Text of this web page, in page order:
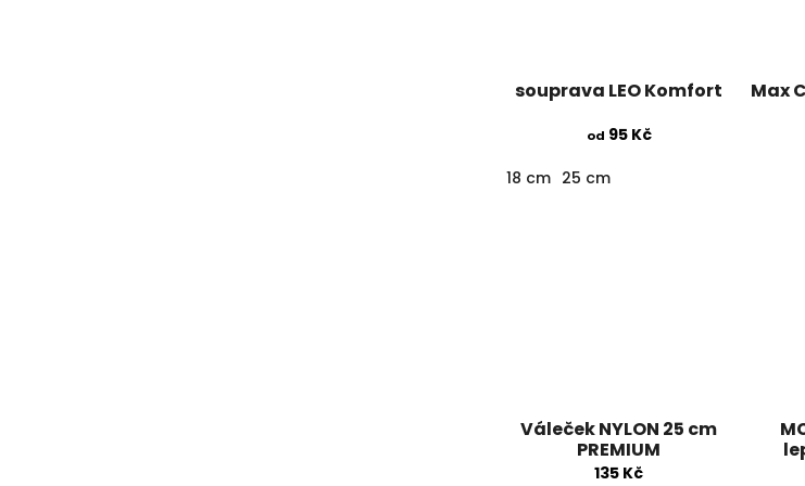
souprava LEO Komfort
od 95 Kč
18 cm 25 cm
Max
Váleček NYLON 25 cm
PREMIUM
135 Kč